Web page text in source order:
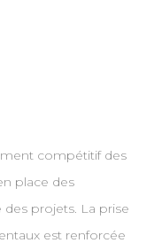
compétitif des
place des
projets. La prise
est renforcée